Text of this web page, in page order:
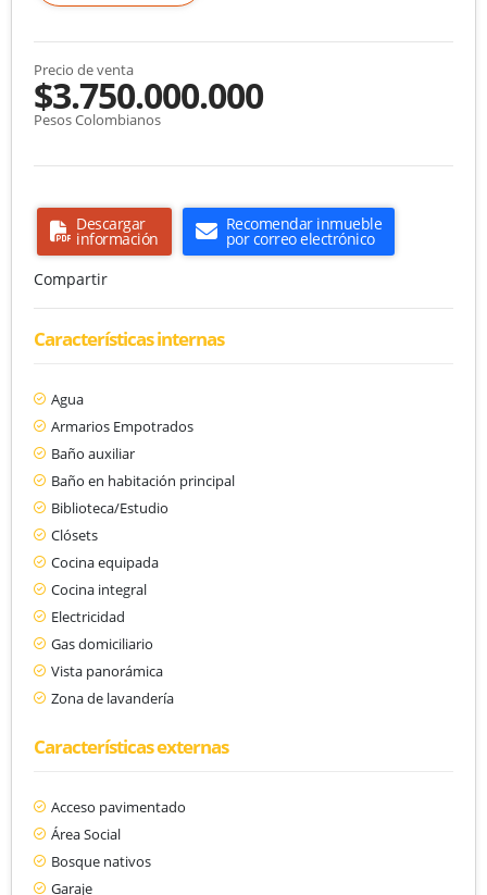
Precio de venta
$3.750.000.000
Pesos Colombianos
Descargar
información
Recomendar inmueble
por correo electrónico
Compartir
Características internas
Agua
Armarios Empotrados
Baño auxiliar
Baño en habitación principal
Biblioteca/Estudio
Clósets
Cocina equipada
Cocina integral
Electricidad
Gas domiciliario
Vista panorámica
Zona de lavandería
Características externas
Acceso pavimentado
Área Social
Bosque nativos
Garaje